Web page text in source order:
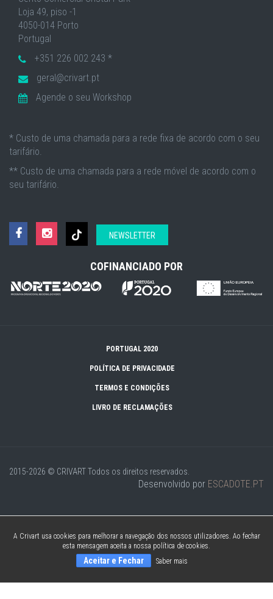
Loja 49, piso -1
4050-014 Porto
Portugal
+351 226 002 243 *
geral@crivart.pt
Agende o seu Workshop
* Custo de uma chamada para a rede fixa de acordo com o seu
tarifário.
** Custo de uma chamada para a rede móvel de acordo com o
seu tarifário.
NEWSLETTER
COFINANCIADO POR
PORTUGAL 2020
POLÍTICA DE PRIVACIDADE
TERMOS E CONDIÇÕES
LIVRO DE RECLAMAÇÕES
2015-2026 © CRIVARTTodos os direitos reservados.
Desenvolvido por ESCADOTE.PT
A Crivart usa cookies para melhorar a navegação dos nossos utilizadores. Ao fechar
esta mensagem aceita a nossa política de cookies.
Aceitar e Fechar Saber mais